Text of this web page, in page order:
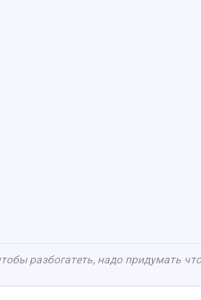
разбогатеть, надо придумать